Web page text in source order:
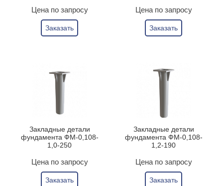
Цена по запросу
Заказать
Цена по запросу
Заказать
Закладные детали
фундамента ФМ-0,108-
1,0-250
Цена по запросу
Заказать
Закладные детали
фундамента ФМ-0,108-
1,2-190
Цена по запросу
Заказать